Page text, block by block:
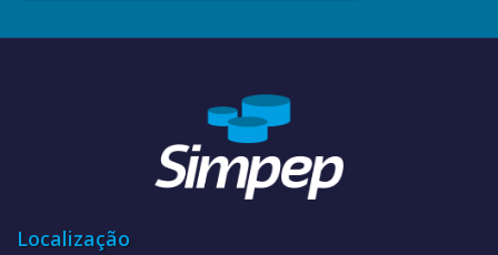
Localização